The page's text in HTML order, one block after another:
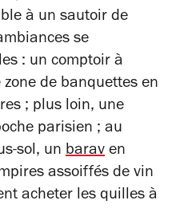
à un sautoir de
se
: un comptoir à
de banquettes en
; plus loin, une
parisien ; au
sol, un barav en
assoiffés de vin
acheter les quilles à